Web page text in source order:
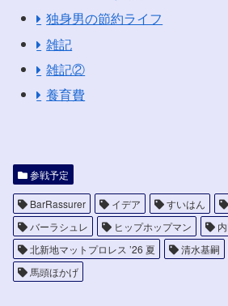
独身男の節約ライフ
雑記
雑記②
養育費
参戦予定
BarRassurer イデア すいはん
バーラシュレ
ヒップホップマン
北新地マットプロレス ’26 夏
清水基嗣
馬頭ほかげ